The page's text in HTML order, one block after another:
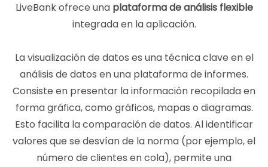
LiveBank ofrece una plataforma de análisis flexible
integrada en la aplicación.
La visualización de datos es una técnica clave en el
análisis de datos en una plataforma de informes.
Consiste en presentar la información recopilada en
forma gráfica, como gráficos, mapas o diagramas.
Esto facilita la comparación de datos. Al identificar
valores que se desvían de la norma (por ejemplo, el
número de clientes en cola), permite una